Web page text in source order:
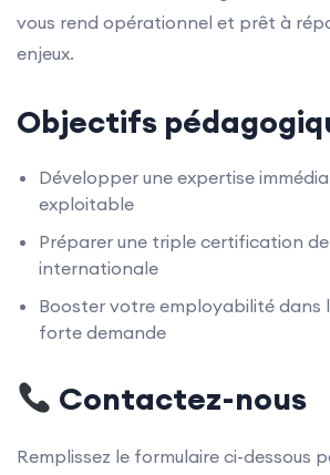
vous rend opérationnel et prêt à
enjeux.
Objectifs
Développer une expertise
exploitable
Préparer une triple certification
internationale
Booster votre employabilité dans
forte demande
Contactez-nous
Remplissez le formulaire ci-dessous